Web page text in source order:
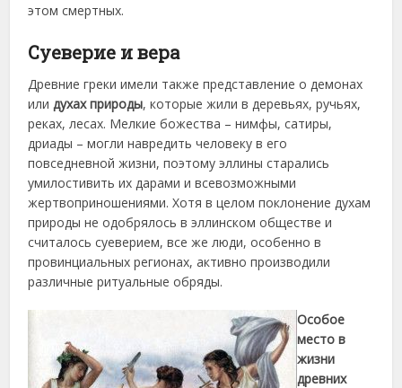
этом смертных.
Суеверие и вера
Древние греки имели также представление о демонах
илидухах природы, которые жили в деревьях, ручьях,
реках, лесах. Мелкие божества – нимфы, сатиры,
дриады – могли навредить человеку в его
повседневной жизни, поэтому эллины старались
умилостивить их дарами и всевозможными
жертвоприношениями. Хотя в целом поклонение духам
природы не одобрялось в эллинском обществе и
считалось суеверием, все же люди, особенно в
провинциальных регионах, активно производили
различные ритуальные обряды.
Особое
место в
жизни
древних